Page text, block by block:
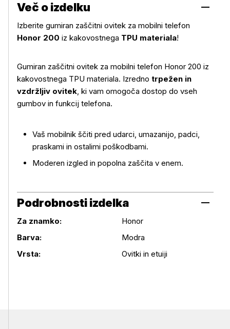
Več o izdelku
Več o izdelku
Izberite gumiran zaščitni ovitek za mobilni telefon
Honor 200 iz kakovostnega TPU materiala!
Gumiran zaščitni ovitek za mobilni telefon Honor 200 iz
kakovostnega TPU materiala. Izredno trpežen in
vzdržljiv ovitek, ki vam omogoča dostop do vseh
gumbov in funkcij telefona.
Vaš mobilnik ščiti pred udarci, umazanijo, padci,
praskami in ostalimi poškodbami.
Moderen izgled in popolna zaščita v enem.
Podrobnosti izdelka
Podrobnosti izdelka
Za znamko:
Honor
Barva:
Modra
Vrsta:
Ovitki in etuiji